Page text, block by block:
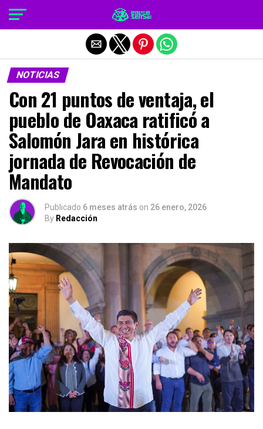
NOTICIAS
Con 21 puntos de ventaja, el
pueblo de Oaxaca ratificó a
Salomón Jara en histórica
jornada de Revocación de
Mandato
Publicado 6 meses atrás on 26 enero, 2026
By Redacción
Salir de la versión móvil